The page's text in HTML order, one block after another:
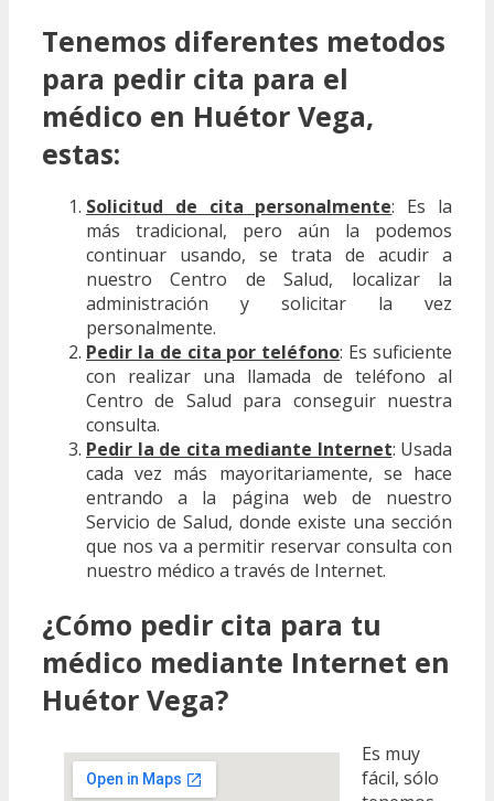
Tenemos diferentes metodos
para pedir cita para el
médico en Huétor Vega,
estas:
Solicitud de cita personalmente: Es la
más tradicional, pero aún la podemos
continuar usando, se trata de acudir a
nuestro Centro de Salud, localizar la
administración y solicitar la vez
personalmente.
Pedir la de cita por teléfono: Es suficiente
con realizar una llamada de teléfono al
Centro de Salud para conseguir nuestra
consulta.
Pedir la de cita mediante Internet: Usada
cada vez más mayoritariamente, se hace
entrando a la página web de nuestro
Servicio de Salud, donde existe una sección
que nos va a permitir reservar consulta con
nuestro médico a través de Internet.
¿Cómo pedir cita para tu
médico mediante Internet en
Huétor Vega?
Es muy
fácil, sólo